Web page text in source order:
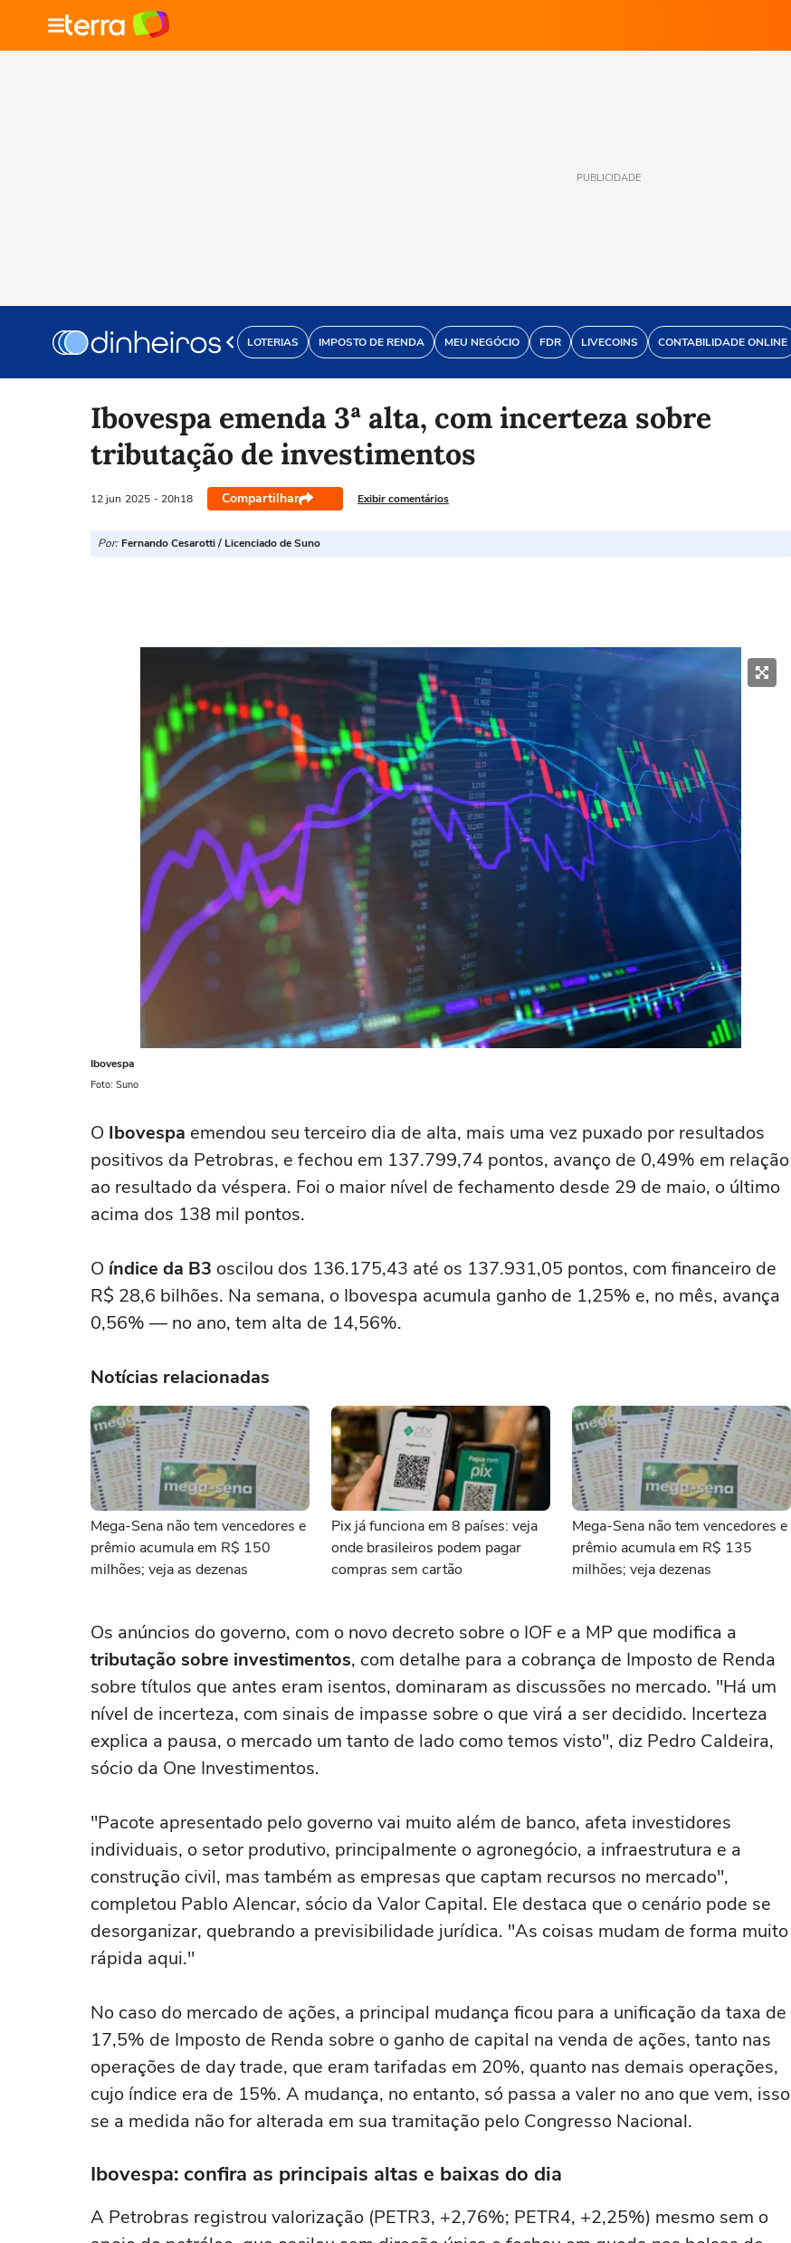
PUBLICIDADE
LOTERIAS IMPOSTO DE RENDA MEU NEGÓCIO FDR LIVECOINS CONTABILIDADE ONLINE
Ibovespa emenda 3ª alta, com incerteza sobre
tributação de investimentos
12 jun 2025 - 20h18 Compartilhar Exibir comentários
Por: Fernando Cesarotti / Licenciado de Suno
Ibovespa
Foto: Suno
O Ibovespa emendou seu terceiro dia de alta, mais uma vez puxado por resultados
positivos da Petrobras, e fechou em 137.799,74 pontos, avanço de 0,49% em relação
ao resultado da véspera. Foi o maior nível de fechamento desde 29 de maio, o último
acima dos 138 mil pontos.
O índice da B3 oscilou dos 136.175,43 até os 137.931,05 pontos, com financeiro de
R$ 28,6 bilhões. Na semana, o Ibovespa acumula ganho de 1,25% e, no mês, avança
0,56% — no ano, tem alta de 14,56%.
Notícias relacionadas
Mega-Sena não tem vencedores e
prêmio acumula em R$ 150
milhões; veja as dezenas
Pix já funciona em 8 países: veja
onde brasileiros podem pagar
compras sem cartão
Mega-Sena não tem vencedores e
prêmio acumula em R$ 135
milhões; veja dezenas
Os anúncios do governo, com o novo decreto sobre o IOF e a MP que modifica a
tributação sobre investimentos, com detalhe para a cobrança de Imposto de Renda
sobre títulos que antes eram isentos, dominaram as discussões no mercado. "Há um
nível de incerteza, com sinais de impasse sobre o que virá a ser decidido. Incerteza
explica a pausa, o mercado um tanto de lado como temos visto", diz Pedro Caldeira,
sócio da One Investimentos.
"Pacote apresentado pelo governo vai muito além de banco, afeta investidores
individuais, o setor produtivo, principalmente o agronegócio, a infraestrutura e a
construção civil, mas também as empresas que captam recursos no mercado",
completou Pablo Alencar, sócio da Valor Capital. Ele destaca que o cenário pode se
desorganizar, quebrando a previsibilidade jurídica. "As coisas mudam de forma muito
rápida aqui."
No caso do mercado de ações, a principal mudança ficou para a unificação da taxa de
17,5% de Imposto de Renda sobre o ganho de capital na venda de ações, tanto nas
operações de day trade, que eram tarifadas em 20%, quanto nas demais operações,
cujo índice era de 15%. A mudança, no entanto, só passa a valer no ano que vem, isso
se a medida não for alterada em sua tramitação pelo Congresso Nacional.
Ibovespa: confira as principais altas e baixas do dia
A Petrobras registrou valorização (PETR3, +2,76%; PETR4, +2,25%) mesmo sem o